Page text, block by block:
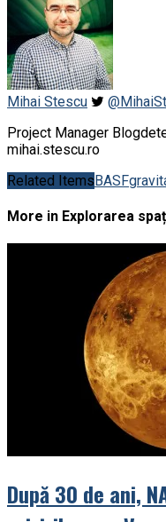
Mihai Stescu
Project Manager
mihai.stescu.ro
Related ItemsBASF
More in Explorarea
După 30 de ani,